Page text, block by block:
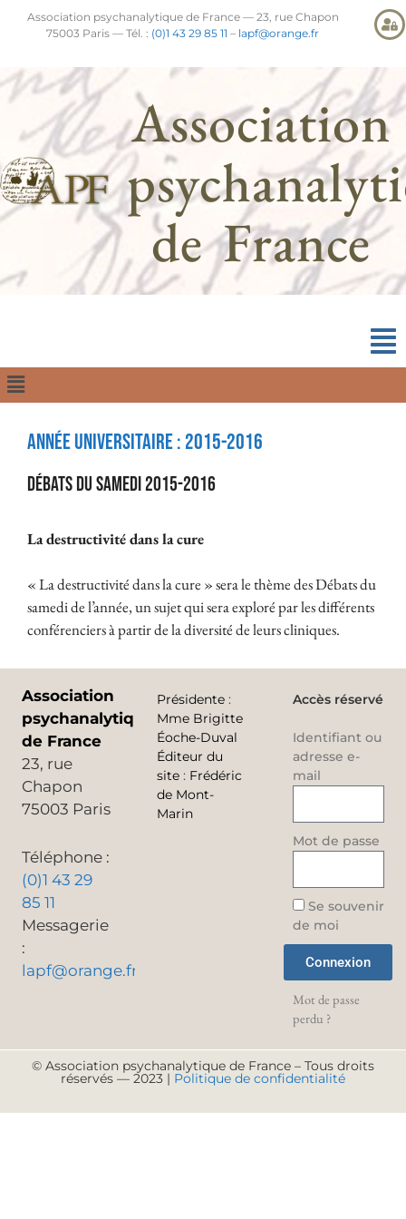
Association psychanalytique de France — 23, rue Chapon
75003 Paris — Tél. : (0)1 43 29 85 11 – lapf@orange.fr
Association
de France
Année universitaire : 2015-2016
Débats du samedi 2015-2016
La destructivité dans la cure
« La destructivité dans la cure » sera le thème des Débats du
samedi de l’année, un sujet qui sera exploré par les différents
conférenciers à partir de la diversité de leurs cliniques.
Association
psychanalytique
de France
23, rue
Chapon
75003 Paris
Téléphone :
(0)1 43 29
85 11
Messagerie
:
lapf@orange.fr
Présidente :
Mme Brigitte
Éoche-Duval
Éditeur du
site : Frédéric
de Mont-
Marin
Accès réservé
Identifiant ou
adresse e-
mail
Mot de passe
Se souvenir
de moi
Connexion
Mot de passe
perdu ?
© Association psychanalytique de France – Tous droits
réservés — 2023 | Politique de confidentialité